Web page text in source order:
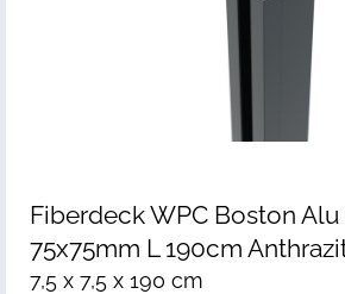
Fiberdeck WPC Boston
75x75mm L 190cm
7,5 x 7,5 x 190 cm